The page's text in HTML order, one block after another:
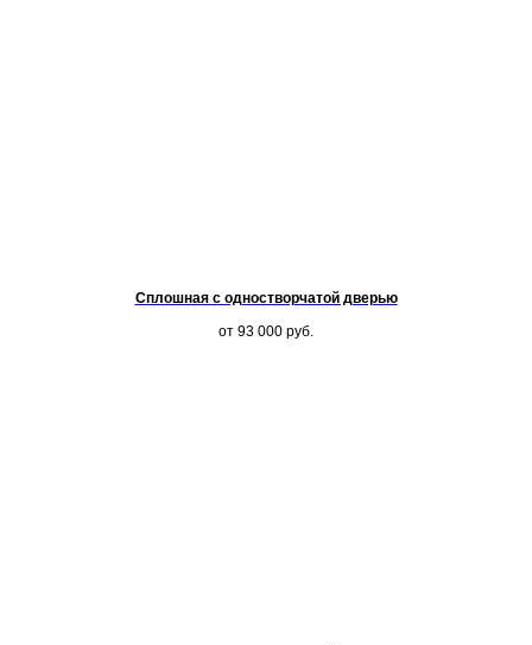
Сплошная с одностворчатой дверью
от 93 000 руб.